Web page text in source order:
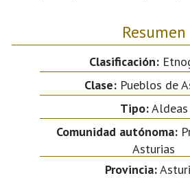
Resumen
Clasificación:
Clase:Pueblos de
Tipo:Aldeas
Comunidad autónoma:
Asturias
Provincia: